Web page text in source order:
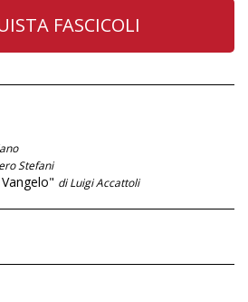
FASCICOLI
Stefani
di Luigi Accattoli